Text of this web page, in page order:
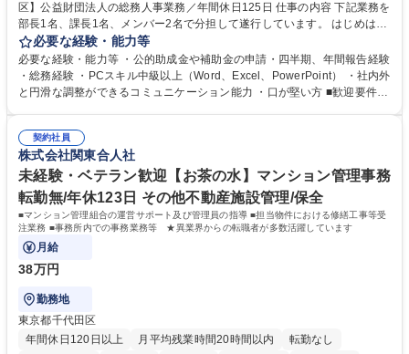
区】公益財団法人の総務人事業務／年間休日125日 仕事の内容 下記業務を
部長1名、課長1名、メンバー2名で分担して遂行しています。 はじめは担
当者として業務を覚えていただき、ゆくゆくはリーダーやマネージャーポ
ジションとして活躍いただくことを期待しています。 【総務・人事グルー
プの業務内容】 ・人事制度関連 ・採用活動 ・教育研修の企画、実行 ・勤
怠管理 ・官公庁への各種提出 ・法定の会議運営（評議員会、理事会） ・
管理 ・福利厚生関連 ・職員からの問合せ、相談対応 ・その他日常の総務
業務全般 募集職種 【東京／文京区】公益財団法人の総務人事業務／年間
休日125日
必要な経験・能力等
必要な経験・能力等 ・公的助成金や補助金の申請・四半期、年間報告経験
・総務経験 ・PCスキル中級以上（Word、Excel、PowerPoint） ・社内外
と円滑な調整ができるコミュニケーション能力 ・口が堅い方 ■歓迎要件
契約社員
株式会社関東合人社
未経験・ベテラン歓迎【お茶の水】マンション管理事務
転勤無/年休123日 その他不動産施設管理/保全
■マンション管理組合の運営サポート及び管理員の指導 ■担当物件における修繕工事等受
注業務 ■事務所内での事務業務等 ★異業界からの転職者が多数活躍しています
月給
38万円
勤務地
東京都千代田区
年間休日120日以上
月平均残業時間20時間以内
転勤なし